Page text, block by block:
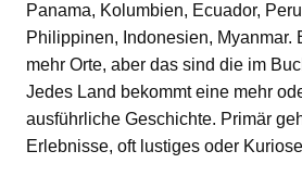
Panama, Kolumbien, Ecuador,
Philippinen, Indonesien, Myanmar.
mehr Orte, aber das sind die im
Jedes Land bekommt eine mehr
ausführliche Geschichte. Primär
Erlebnisse, oft lustiges oder